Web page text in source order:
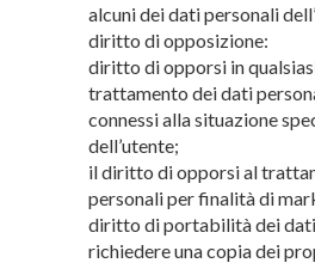
alcuni dei dati personali
diritto di opposizione:
diritto di opporsi in
trattamento dei dati
connessi alla situazione
dell’utente;
il diritto di opporsi al
personali per finalità di
diritto di portabilità dei
richiedere una copia dei